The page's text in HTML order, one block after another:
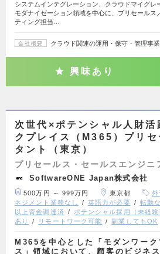
システムインテグレーション、クラウドマイグレ
モダナイゼーション領域を中心に、プリセールス
ティング担当…
会社概要 クラウド関連の運用・保守・管理事
興味あり
次世代×ポテンシャル人財活
クプレイス（M365）プリセ
タント（東京）
プリセールス・セールスエンジニ
SoftwareONE Japan株式会社
500万円 ～ 999万円 東京都 外
ネジメント業務なし
英語力が必要 転勤
以上資金調達済
ポテンシャル採用（未経験
あり
リモートワーク可能 副業してもOK
M365を中心とした「モダンワーク
ス」領域において、顧客のビジネ